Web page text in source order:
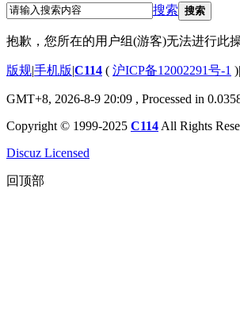
搜索 搜索
抱歉，您所在的用户组(游客)无法进行此
版规|手机版|C114 ( 沪ICP备12002291号-1 )|
GMT+8, 2026-8-9 20:09 , Processed in
Copyright © 1999-2025 C114 All Rights
Discuz Licensed
回顶部